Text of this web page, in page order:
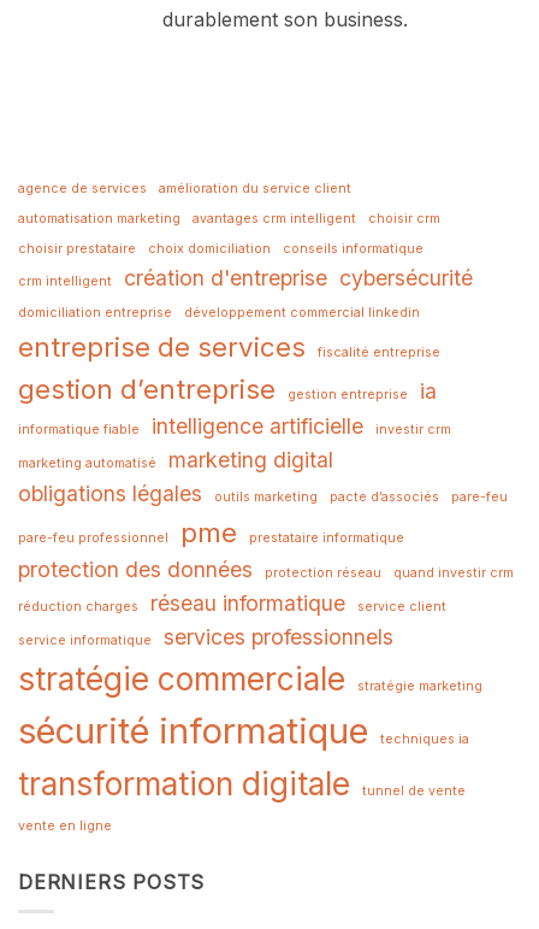
durablement son business.
agence de services
amélioration du service client
automatisation marketing
avantages crm intelligent
choisir crm
choisir prestataire
choix domiciliation conseils informatique
crm intelligent création d'entreprise cybersécurité
domiciliation entreprise développement commercial linkedin
entreprise de services fiscalité entreprise
gestion d’entreprise gestion entreprise ia
informatique fiable intelligence artificielle investir crm
marketing automatisé
marketing digital
obligations légales
outils marketing pacte d’associés pare-feu
pare-feu professionnel pme prestataire informatique
protection des données protection réseau quand investir crm
réduction charges réseau informatique service client
service informatique services professionnels
stratégie commerciale stratégie marketing
sécurité informatique techniques ia
transformation digitale tunnel de vente
vente en ligne
DERNIERS POSTS